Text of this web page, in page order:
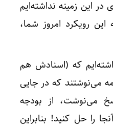
این زمینه نداشته‌ایم
رویکرد امروز شما،
که (اسنادش هم
می‌نوشتند که در جایی
می‌نوشت، از بودجه
را حل کنید! بنابراین